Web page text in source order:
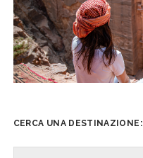
CERCA UNA DESTINAZIONE: